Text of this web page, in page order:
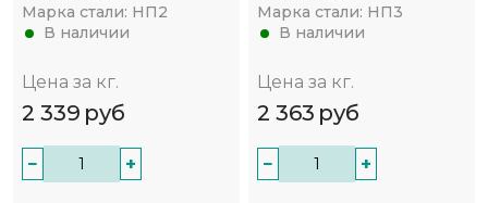
Марка стали: НП2
В наличии
Цена за кг.
2 339 руб
− +
Марка стали: НП3
В наличии
Цена за кг.
2 363 руб
− +